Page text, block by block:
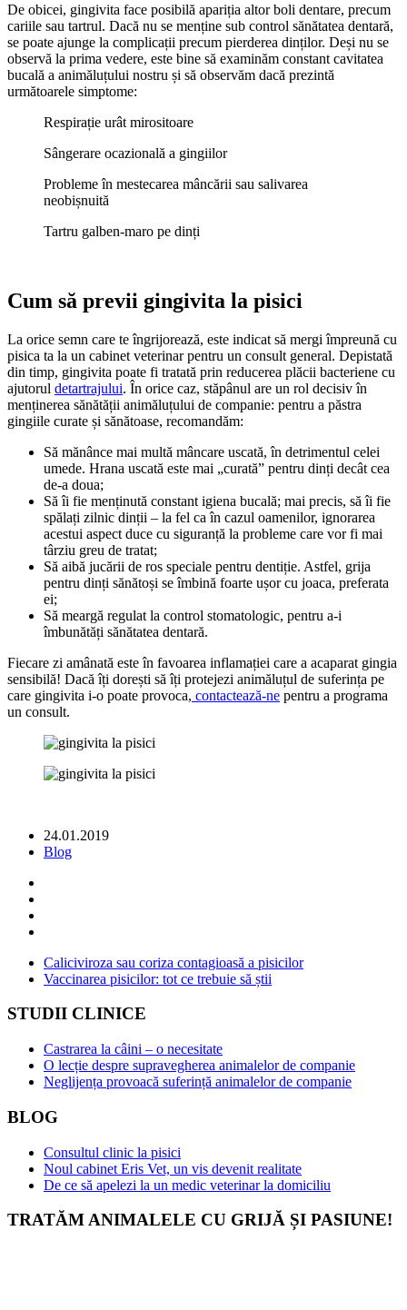
De obicei, gingivita face posibilă apariția altor boli dentare, precum
cariile sau tartrul. Dacă nu se menține sub control sănătatea dentară,
se poate ajunge la complicații precum pierderea dinților. Deși nu se
observă la prima vedere, este bine să examinăm constant cavitatea
bucală a animăluțului nostru și să observăm dacă prezintă
următoarele simptome:
Respirație urât mirositoare
Sângerare ocazională a gingiilor
Probleme în mestecarea mâncării sau salivarea
neobișnuită
Tartru galben-maro pe dinți
Cum să previi gingivita la pisici
La orice semn care te îngrijorează, este indicat să mergi împreună cu
pisica ta la un cabinet veterinar pentru un consult general. Depistată
din timp, gingivita poate fi tratată prin reducerea plăcii bacteriene cu
ajutorul detartrajului. În orice caz, stăpânul are un rol decisiv în
menținerea sănătății animăluțului de companie: pentru a păstra
gingiile curate și sănătoase, recomandăm:
Să mănânce mai multă mâncare uscată, în detrimentul celei
umede. Hrana uscată este mai „curată” pentru dinți decât cea
de-a doua;
Să îi fie menținută constant igiena bucală; mai precis, să îi fie
spălați zilnic dinții – la fel ca în cazul oamenilor, ignorarea
acestui aspect duce cu siguranță la probleme care vor fi mai
târziu greu de tratat;
Să aibă jucării de ros speciale pentru dentiție. Astfel, grija
pentru dinți sănătoși se îmbină foarte ușor cu joaca, preferata
ei;
Să meargă regulat la control stomatologic, pentru a-i
îmbunătăți sănătatea dentară.
Fiecare zi amânată este în favoarea inflamației care a acaparat gingia
sensibilă! Dacă îți dorești să îți protejezi animăluțul de suferința pe
care gingivita i-o poate provoca, contactează-ne pentru a programa
un consult.
24.01.2019
Blog
Caliciviroza sau coriza contagioasă a pisicilor
Vaccinarea pisicilor: tot ce trebuie să știi
STUDII CLINICE
Castrarea la câini – o necesitate
O lecție despre supravegherea animalelor de companie
Neglijența provoacă suferință animalelor de companie
BLOG
Consultul clinic la pisici
Noul cabinet Eris Vet, un vis devenit realitate
De ce să apelezi la un medic veterinar la domiciliu
TRATĂM ANIMALELE CU GRIJĂ ȘI PASIUNE!